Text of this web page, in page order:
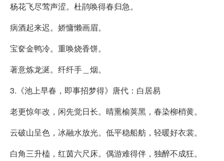
杨花飞尽莺声涩。杜鹃唤得春归急。
病酒起来迟。娇慵懒画眉。
宝奁金鸭冷。重唤烧香饼。
著意炼龙涎。纤纤手＿烟。
3.《池上早春，即事招梦得》唐代：白居易
老更惊年改，闲先觉日长。晴熏榆荚黑，春染柳梢黄。
云破山呈色，冰融水放光。低平稳船舫，轻暖好衣裳。
白角三升榼，红茵六尺床。偶游难得伴，独醉不成狂。